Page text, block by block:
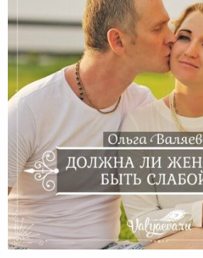
Должна Ли Женщина